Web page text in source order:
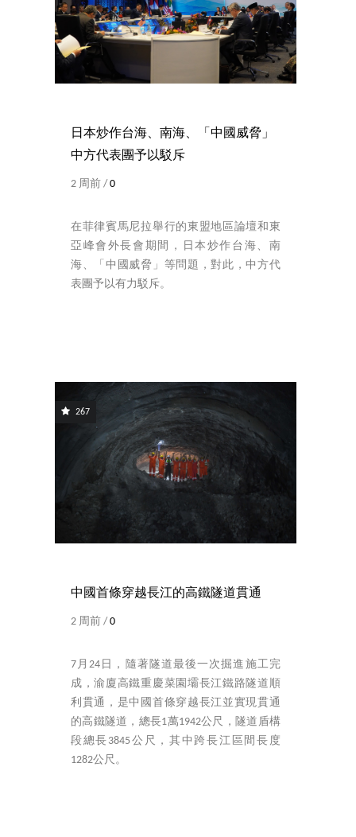
日本炒作台海、南海、「中國威脅」
中方代表團予以駁斥
2 周前 / 0
在菲律賓馬尼拉舉行的東盟地區論壇和東
亞峰會外長會期間，日本炒作台海、南
海、「中國威脅」等問題，對此，中方代
表團予以有力駁斥。
267
中國首條穿越長江的高鐵隧道貫通
2 周前 /0
7月24日，隨著隧道最後一次掘進施工完
成，渝廈高鐵重慶菜園壩長江鐵路隧道順
利貫通，是中國首條穿越長江並實現貫通
的高鐵隧道，總長1萬1942公尺，隧道盾構
段總長3845公尺，其中跨長江區間長度
1282公尺。